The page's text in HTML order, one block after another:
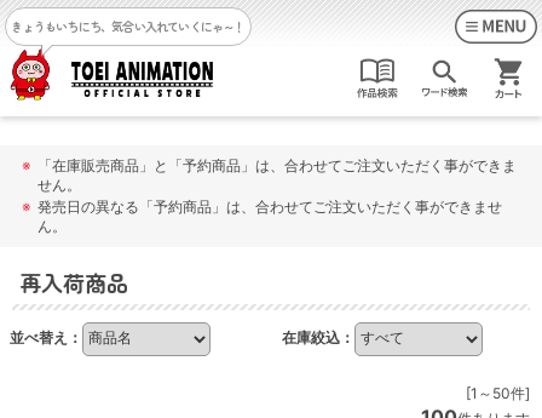
きょうもいちにち、気合い入れていくにゃ～！
※
「在庫販売商品」と「予約商品」は、合わせてご注文いただく事ができま
せん。
※ 発売日の異なる「予約商品」は、合わせてご注文いただく事ができませ
ん。
再入荷商品
並べ替え： 在庫絞込：
[1～50件]